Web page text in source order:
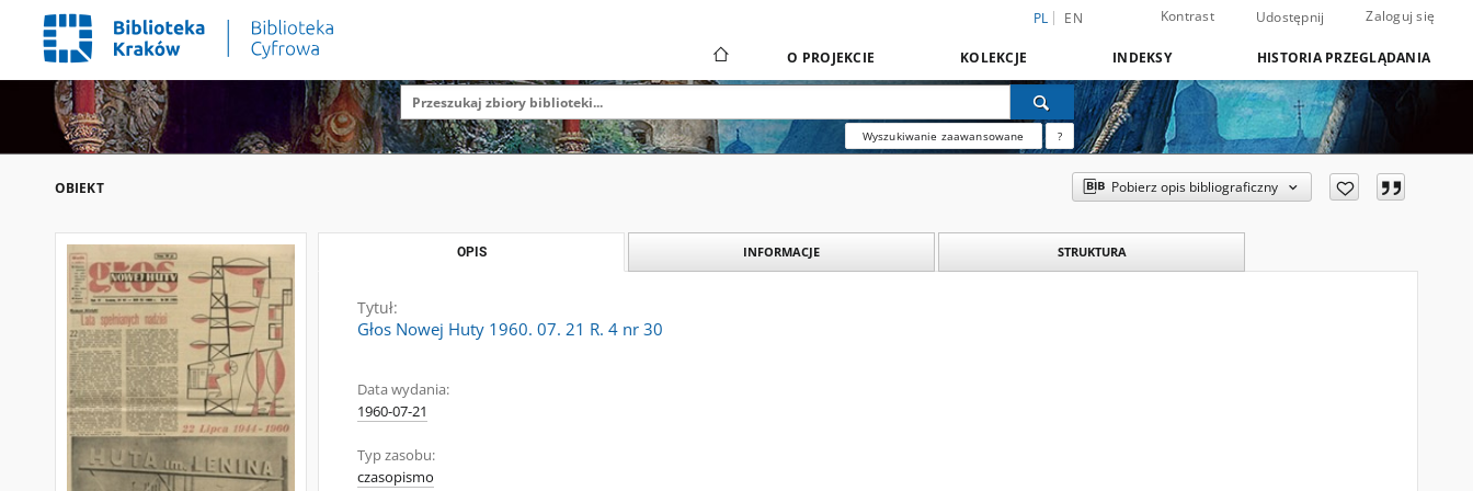
PL EN Kontrast Udostępnij Zaloguj się
O PROJEKCIE KOLEKCJE INDEKSY HISTORIA PRZEGLĄDANIA
Wyszukiwanie zaawansowane ?
OBIEKT Pobierz opis bibliograficzny
OPIS INFORMACJE STRUKTURA
Tytuł:
Głos Nowej Huty 1960. 07. 21 R. 4 nr 30
Data wydania:
1960-07-21
Typ zasobu:
czasopismo